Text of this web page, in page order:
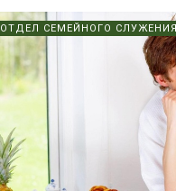
ОТДЕЛ СЕМЕЙНОГО СЛУЖЕНИЯ